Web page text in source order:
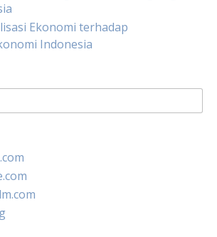
Ekonomi terhadap
Indonesia